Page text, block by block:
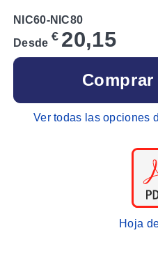
NIC60-NIC80
Desde € 20,15
Ver todas las opciones
Hoja